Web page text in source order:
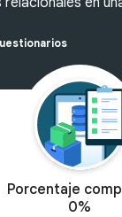
Porcentaje
0%